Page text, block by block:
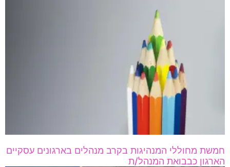
חמשת מחוללי המנהיגות בקרב מנהלים בארגונים עסקיים
הארגון כבבואת המנהל/ת